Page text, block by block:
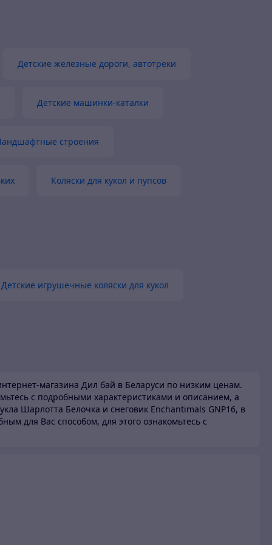
Товар был в наличии
Детские железные дороги, автотреки
Детские машинки-каталки
строения
Коляски для кукол и пупсов
Детские игрушечные коляски для кукол
магазина Дил бай в Беларуси по низким ценам.
с подробными характеристиками и описанием, а
Шарлотта Белочка и снеговик Enchantimals GNP16, в
для Вас способом, для этого ознакомьтесь с